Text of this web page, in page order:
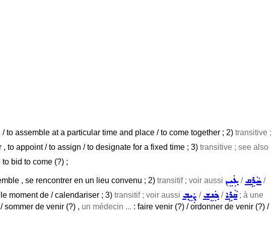
to assemble at a particular time and place / to come together ; 2) transitive ;
to appoint / to assign / to designate for a fixed time ; 3) transitive ; see also
to bid to come (?) ;
, se rencontrer en un lieu convenu ; 2) transitif ; voir aussi ܥܲܝܸܢ /ܚܵܪܹܩ /
moment de / calendariser ; 3) transitif ; voir aussi ܨܲܝܸܒ݂ /ܟܲܢܸܫ /ܩܵܪܹܐ; à une
sommer de venir (?) , un médecin ... : faire venir (?) / ordonner de venir (?) /